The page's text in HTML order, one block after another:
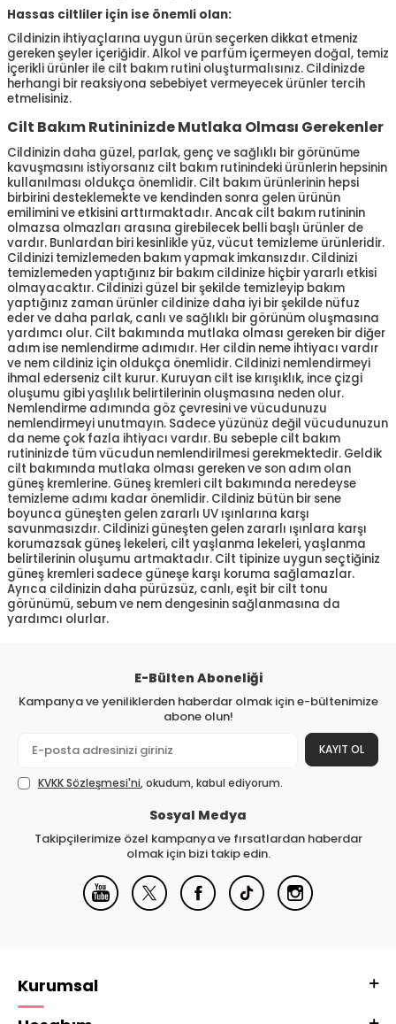
Hassas ciltliler için ise önemli olan:
Cildinizin ihtiyaçlarına uygun ürün seçerken dikkat etmeniz
gereken şeyler içeriğidir. Alkol ve parfüm içermeyen doğal, temiz
içerikli ürünler ile cilt bakım rutini oluşturmalısınız. Cildinizde
herhangi bir reaksiyona sebebiyet vermeyecek ürünler tercih
etmelisiniz.
Cilt Bakım Rutininizde Mutlaka Olması Gerekenler
Cildinizin daha güzel, parlak, genç ve sağlıklı bir görünüme
kavuşmasını istiyorsanız cilt bakım rutinindeki ürünlerin hepsinin
kullanılması oldukça önemlidir. Cilt bakım ürünlerinin hepsi
birbirini desteklemekte ve kendinden sonra gelen ürünün
emilimini ve etkisini arttırmaktadır. Ancak cilt bakım rutininin
olmazsa olmazları arasına girebilecek belli başlı ürünler de
vardır. Bunlardan biri kesinlikle yüz, vücut temizleme ürünleridir.
Cildinizi temizlemeden bakım yapmak imkansızdır. Cildinizi
temizlemeden yaptığınız bir bakım cildinize hiçbir yararlı etkisi
olmayacaktır. Cildinizi güzel bir şekilde temizleyip bakım
yaptığınız zaman ürünler cildinize daha iyi bir şekilde nüfuz
eder ve daha parlak, canlı ve sağlıklı bir görünüm oluşmasına
yardımcı olur. Cilt bakımında mutlaka olması gereken bir diğer
adım ise nemlendirme adımıdır. Her cildin neme ihtiyacı vardır
ve nem cildiniz için oldukça önemlidir. Cildinizi nemlendirmeyi
ihmal ederseniz cilt kurur. Kuruyan cilt ise kırışıklık, ince çizgi
oluşumu gibi yaşlılık belirtilerinin oluşmasına neden olur.
Nemlendirme adımında göz çevresini ve vücudunuzu
nemlendirmeyi unutmayın. Sadece yüzünüz değil vücudunuzun
da neme çok fazla ihtiyacı vardır. Bu sebeple cilt bakım
rutininizde tüm vücudun nemlendirilmesi gerekmektedir. Geldik
cilt bakımında mutlaka olması gereken ve son adım olan
güneş kremlerine. Güneş kremleri cilt bakımında neredeyse
temizleme adımı kadar önemlidir. Cildiniz bütün bir sene
boyunca güneşten gelen zararlı UV ışınlarına karşı
savunmasızdır. Cildinizi güneşten gelen zararlı ışınlara karşı
korumazsak güneş lekeleri, cilt yaşlanma lekeleri, yaşlanma
belirtilerinin oluşumu artmaktadır. Cilt tipinize uygun seçtiğiniz
güneş kremleri sadece güneşe karşı koruma sağlamazlar.
Ayrıca cildinizin daha pürüzsüz, canlı, eşit bir cilt tonu
görünümü, sebum ve nem dengesinin sağlanmasına da
yardımcı olurlar.
E-Bülten Aboneliği
Kampanya ve yeniliklerden haberdar olmak için e-bültenimize
abone olun!
KAYIT OL
KVKK Sözleşmesi'ni, okudum, kabul ediyorum.
Sosyal Medya
Takipçilerimize özel kampanya ve fırsatlardan haberdar
olmak için bizi takip edin.
Kurumsal